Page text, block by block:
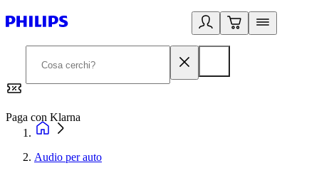
Paga con Klarna
Audio per auto